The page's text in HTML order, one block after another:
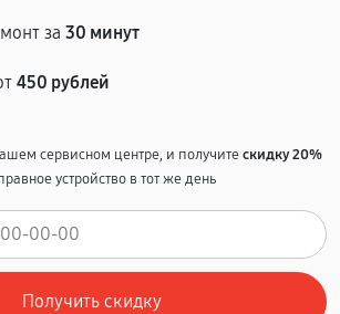
за 30 минут
450 рублей
сервисном центре, и получитескидку 20%
устройство в тот же день